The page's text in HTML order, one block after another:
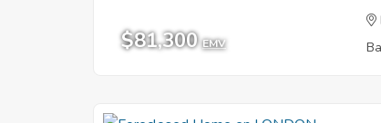
$81,300 EMV